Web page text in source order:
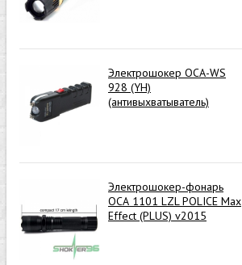
Электрошокер ОСА-WS
928 (YH)
(антивыхватыватель)
Электрошокер-фонарь
ОСА 1101 LZL POLICE Max
Effect (PLUS) v2015